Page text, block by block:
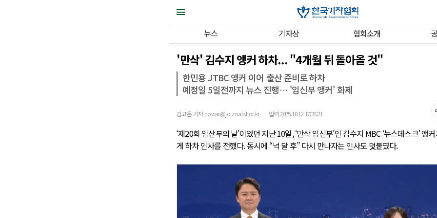
뉴스 기자상 협회소개
'만삭' 김수지 앵커 하차... "4개월 뒤 돌아올 것"
한민용 JTBC 앵커 이어 출산 준비로 하차
예정일 5일전까지 뉴스 진행… '임신부 앵커' 화제
김고은 기자 nowar@journalist.or.kr ｜ 입력 2025.10.12 17:28:21
‘제20회 임산부의 날’이었던 지난 10일, ‘만삭 임신부’인 김수지 MBC ‘뉴스데스크’ 앵
게 하차 인사를 전했다. 동시에 “넉 달 후” 다시 만나자는 인사도 덧붙였다.